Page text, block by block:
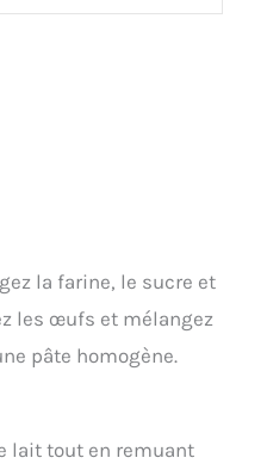
la farine, le sucre et
les œufs et mélangez
pâte homogène.
lait tout en remuant